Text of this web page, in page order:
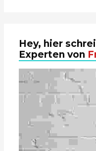
Hey, hier
Experten von